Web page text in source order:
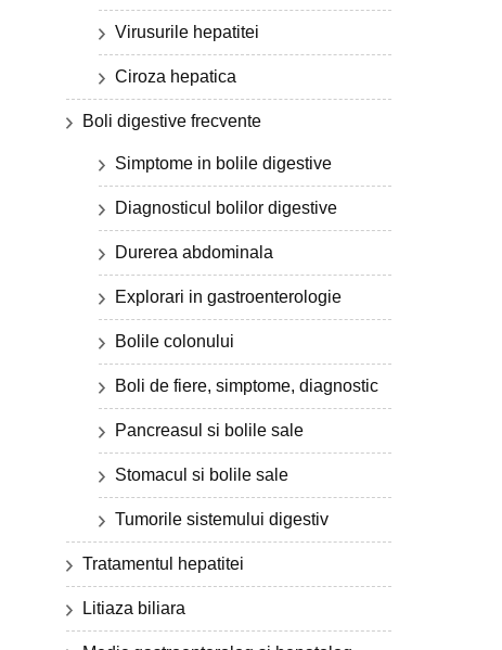
Virusurile hepatitei
Ciroza hepatica
Boli digestive frecvente
Simptome in bolile digestive
Diagnosticul bolilor digestive
Durerea abdominala
Explorari in gastroenterologie
Bolile colonului
Boli de fiere, simptome, diagnostic
Pancreasul si bolile sale
Stomacul si bolile sale
Tumorile sistemului digestiv
Tratamentul hepatitei
Litiaza biliara